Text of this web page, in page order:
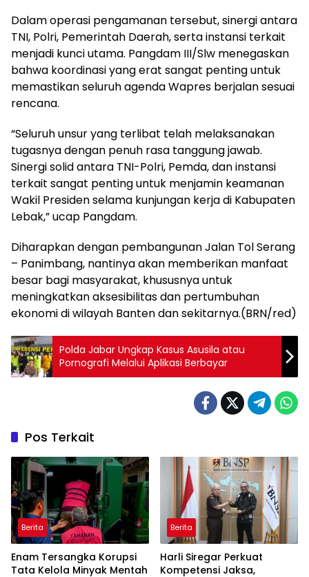
Dalam operasi pengamanan tersebut, sinergi antara
TNI, Polri, Pemerintah Daerah, serta instansi terkait
menjadi kunci utama. Pangdam III/Slw menegaskan
bahwa koordinasi yang erat sangat penting untuk
memastikan seluruh agenda Wapres berjalan sesuai
rencana.
“Seluruh unsur yang terlibat telah melaksanakan
tugasnya dengan penuh rasa tanggung jawab.
Sinergi solid antara TNI-Polri, Pemda, dan instansi
terkait sangat penting untuk menjamin keamanan
Wakil Presiden selama kunjungan kerja di Kabupaten
Lebak,” ucap Pangdam.
Diharapkan dengan pembangunan Jalan Tol Serang
– Panimbang, nantinya akan memberikan manfaat
besar bagi masyarakat, khususnya untuk
meningkatkan aksesibilitas dan pertumbuhan
ekonomi di wilayah Banten dan sekitarnya.(BRN/red)
Polda Jabar Ungkap Kasus Asusila atau
Pornografi Melalui Aplikasi Berbayar
Pos Terkait
Berita
Enam Tersangka Korupsi
Tata Kelola Minyak Mentah
Berita
Harli Siregar Perkuat
Kompetensi Jaksa,